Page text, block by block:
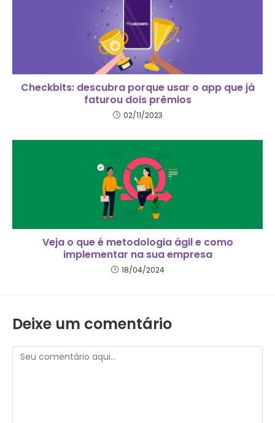
Checkbits: descubra porque usar o app que já
faturou dois prêmios
02/11/2023
Veja o que é metodologia ágil e como
implementar na sua empresa
18/04/2024
Deixe um comentário
Comentário